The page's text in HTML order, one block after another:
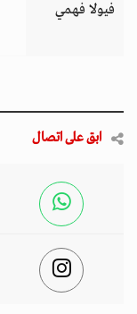
فيولا فهمي
ابق على اتصال